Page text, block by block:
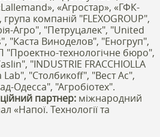
«Агростар», «ГФК-
компаній "FLEXOGROUP",
Агро", "Петруцалек", "United
"Каста Виноделов", "Еногруп",
"Проектно-технологічне бюро",
"INDUSTRIE FRACCHIOLLA
Lab", "Столбикоff", "Вест Ас",
Одесса", "Агробіотех".
партнер:міжнародний
«Напої. Технології та